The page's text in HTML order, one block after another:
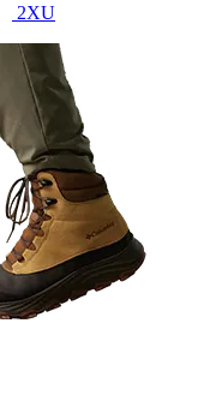
2XU